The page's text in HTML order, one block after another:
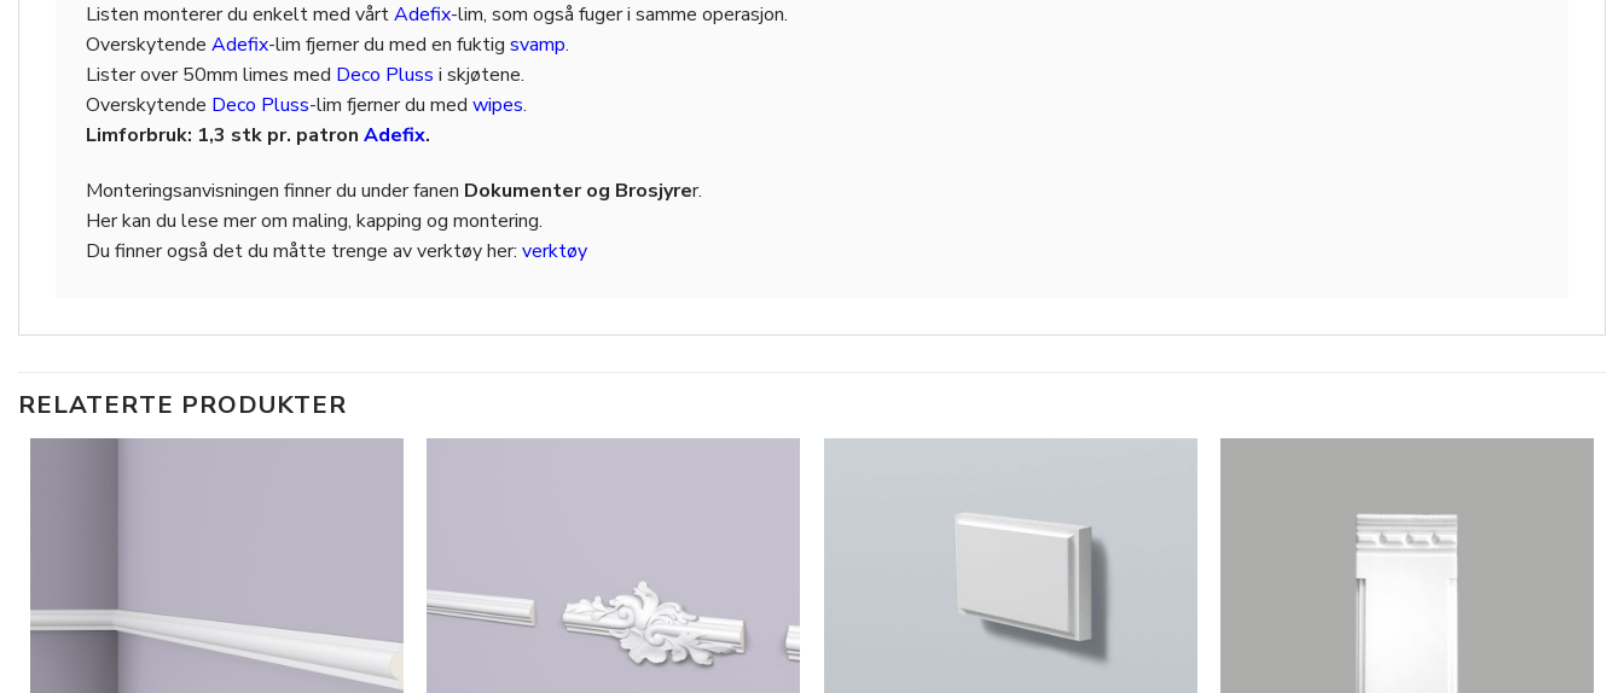
Listen monterer du enkelt med vårtAdefix-lim, som også fuger i samme operasjon.
Overskytende Adefix-lim fjerner du med en fuktig svamp.
Lister over 50mm limes med Deco Pluss i skjøtene.
Overskytende Deco Pluss-lim fjerner du med wipes.
Limforbruk: 1,3 stk pr. patron Adefix.
Monteringsanvisningen finner du under fanen Dokumenter og Brosjyrer.
Her kan du lese mer om maling, kapping og montering.
Du finner også det du måtte trenge av verktøy her: verktøy
RELATERTE PRODUKTER